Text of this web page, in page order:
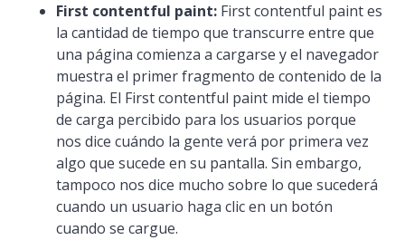
First contentful paint: First contentful paint es
la cantidad de tiempo que transcurre entre que
una página comienza a cargarse y el navegador
muestra el primer fragmento de contenido de la
página. El First contentful paint mide el tiempo
de carga percibido para los usuarios porque
nos dice cuándo la gente verá por primera vez
algo que sucede en su pantalla. Sin embargo,
tampoco nos dice mucho sobre lo que sucederá
cuando un usuario haga clic en un botón
cuando se cargue.